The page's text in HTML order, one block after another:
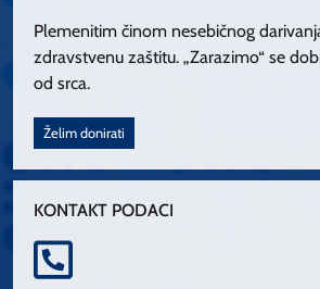
Plemenitim činom nesebičnog
zdravstvenu zaštitu. „Zarazimo“ se
od srca.
Želim donirati
KONTAKT PODACI